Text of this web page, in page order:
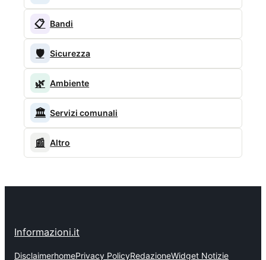
📋 Bandi
🛡️ Sicurezza
🌿 Ambiente
🏛️ Servizi comunali
📰 Altro
Informazioni.it
DisclaimerhomePrivacy PolicyRedazioneWidget Notizie